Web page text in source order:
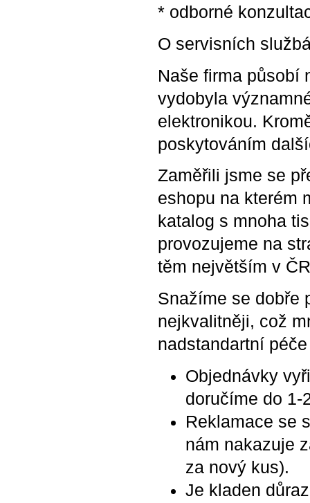
* odborné
O servisních
Naše firma působí
vydobyla
elektronikou.
poskytováním
Zaměřili jsme se
eshopu na kterém
katalog s mnoha
provozujeme na
těm největším v
Snažíme se dobře
nejkvalitněji, což
nadstandartní
Objednávky
doručíme do 1-
Reklamace se
nám nakazuje
za nový kus).
Je kladen